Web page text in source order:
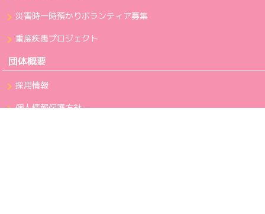
災害時一時預かりボランティア募集
重度疾患プロジェクト
団体概要
採用情報
個人情報保護方針